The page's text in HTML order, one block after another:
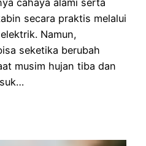
cahaya alami serta
secara praktis melalui
Namun,
seketika berubah
musim hujan tiba dan